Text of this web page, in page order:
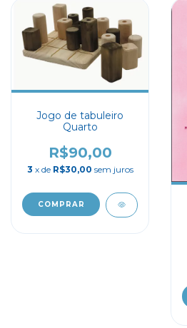
Jogo de tabuleiro
Quarto
R$90,00
3 x de R$30,00 sem juros